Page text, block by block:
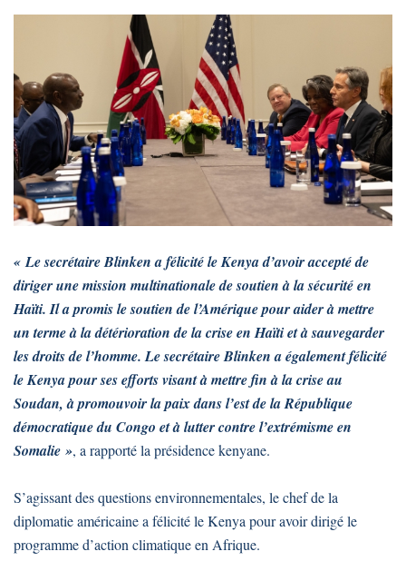
« Le secrétaire Blinken a félicité le Kenya d’avoir accepté de
diriger une mission multinationale de soutien à la sécurité en
Haïti. Il a promis le soutien de l’Amérique pour aider à mettre
un terme à la détérioration de la crise en Haïti et à sauvegarder
les droits de l’homme. Le secrétaire Blinken a également félicité
le Kenya pour ses efforts visant à mettre fin à la crise au
Soudan, à promouvoir la paix dans l’est de la République
démocratique du Congo et à lutter contre l’extrémisme en
Somalie », a rapporté la présidence kenyane.
S’agissant des questions environnementales, le chef de la
diplomatie américaine a félicité le Kenya pour avoir dirigé le
programme d’action climatique en Afrique.